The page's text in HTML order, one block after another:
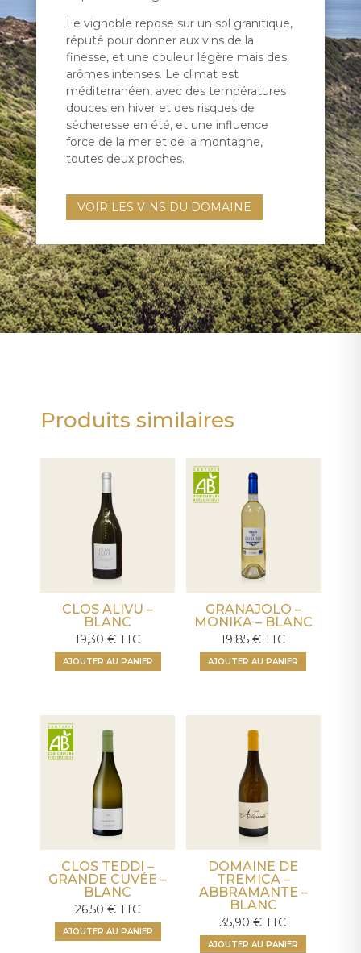
Le vignoble repose sur un sol granitique,
réputé pour donner aux vins de la
finesse, et une couleur légère mais des
arômes intenses. Le climat est
méditerranéen, avec des températures
douces en hiver et des risques de
sécheresse en été, et une influence
force de la mer et de la montagne,
toutes deux proches.
VOIR LES VINS DU DOMAINE
Produits similaires
CLOS ALIVU –
BLANC
19,30€ TTC
AJOUTER AU PANIER
GRANAJOLO –
MONIKA – BLANC
19,85€ TTC
AJOUTER AU PANIER
CLOS TEDDI –
GRANDE CUVÉE –
BLANC
26,50€ TTC
AJOUTER AU PANIER
DOMAINE DE
TREMICA –
ABBRAMANTE –
BLANC
35,90€ TTC
AJOUTER AU PANIER